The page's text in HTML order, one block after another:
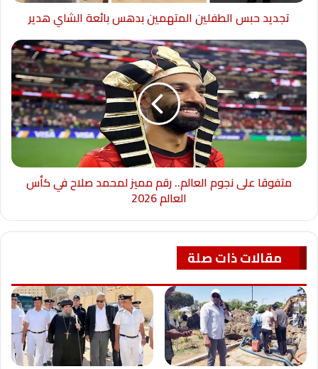
تجديد حبس الطفلين المتهمين بدهس بائعة الشاي هدير
متفوقا على نجوم العالم.. رقم مميز لمحمد صلاح في كأس
العالم 2026
مقالات ذات صلة